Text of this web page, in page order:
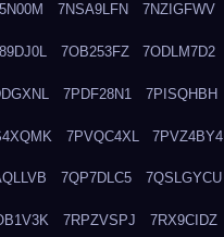
7NSA9LFN 7NZIGFWV
7OB253FZ 7ODLM7D2
7PDF28N1 7PISQHBH
7PVQC4XL 7PVZ4BY4
7QP7DLC5 7QSLGYCU
7RPZVSPJ 7RX9CIDZ